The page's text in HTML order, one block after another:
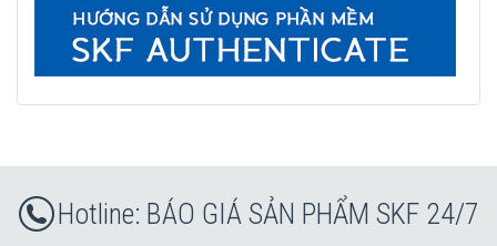
BÁO GIÁ SẢN PHẨM SKF 24/7